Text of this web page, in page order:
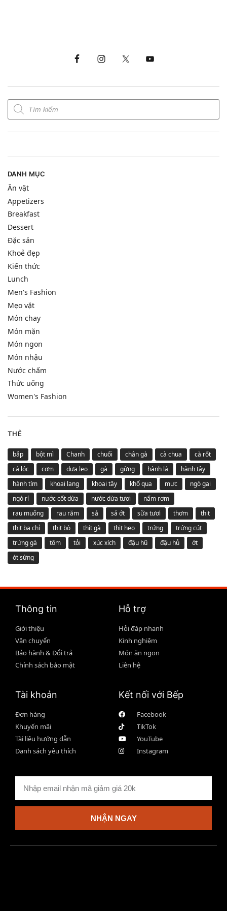
DANH MỤC
Ăn vặt
Appetizers
Breakfast
Dessert
Đặc sản
Khoẻ đẹp
Kiến thức
Lunch
Men's Fashion
Mẹo vặt
Món chay
Món mặn
Món ngon
Món nhậu
Nước chấm
Thức uống
Women's Fashion
THẺ
bắp bột mì Chanh chuối chân gà cà chua
cà rốt
cá lóc
cơm dưa leo gà gừng hành lá
hành tây
hành tím
khoai lang khoai tây khổ qua mực
ngò gai
ngò rí
nước cốt dừa nước dừa tươi
nấm rơm
rau muống
rau răm sả sả ớt sữa tươi thơm
thịt
thịt ba chỉ
thịt bò thịt gà thịt heo trứng
trứng cút
trứng gà
tôm tỏi xúc xích đậu hũ đậu hủ
ớt
ớt sừng
Thông tin
Giới thiệu
Vận chuyển
Bảo hành & Đổi trả
Chính sách bảo mật
Hỗ trợ
Hỏi đáp nhanh
Kinh nghiệm
Món ăn ngon
Liên hệ
Tài khoản
Đơn hàng
Khuyến mãi
Tài liệu hướng dẫn
Danh sách yêu thích
Kết nối với Bếp
Facebook
TikTok
YouTube
Instagram
NHẬN NGAY